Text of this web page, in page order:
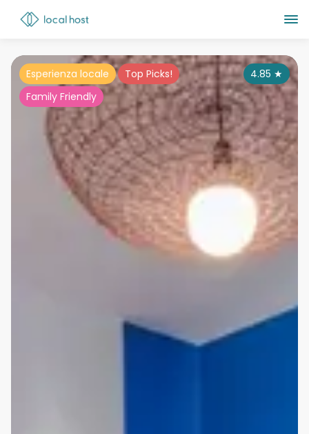
4.85 ★
Esperienza locale
Top Picks!
Family Friendly